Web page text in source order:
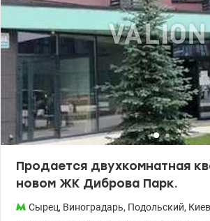
Продается двухкомнатная
новом ЖК Диброва Парк.
Сырец, Виноградарь, Подольский, Киев